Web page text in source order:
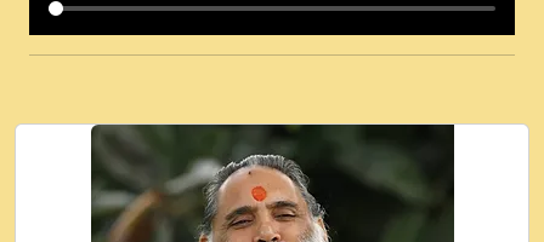
कई पकड क मर हथ र मह वदवन पहच दय! मह जन
Ki - Krishna Bhajan - New Bhajan 2020
#Ishwar Bhakti.mp3
जब से गीता ज्ञान पाया मैं बड़ी मस्ती में हूँ । 2018 -
Rishikesh - Ratan Ji Rasik.mp3